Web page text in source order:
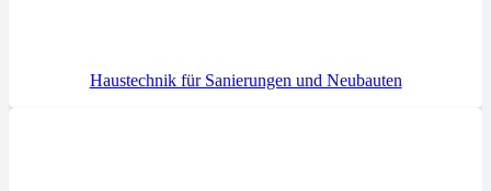
Haustechnik für Sanierungen und Neubauten